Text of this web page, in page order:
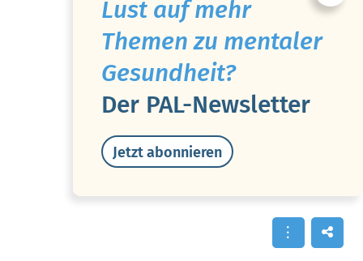
Lust auf mehr
Themen zu mentaler
Gesundheit?
Der PAL-Newsletter
Jetzt abonnieren